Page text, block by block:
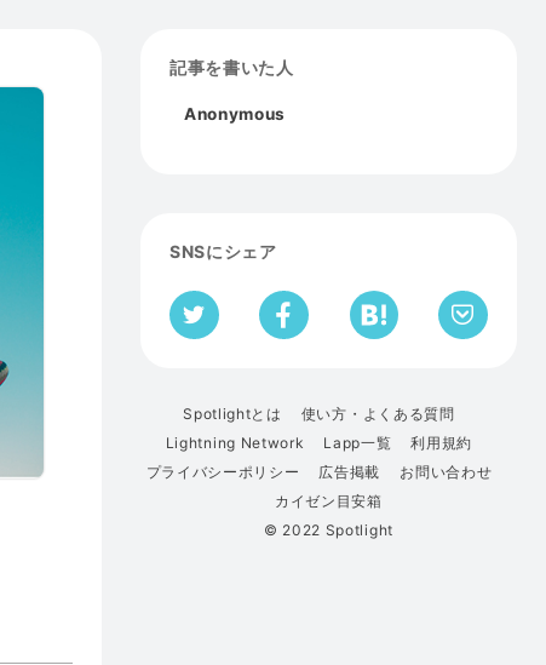
記事を書いた人
Anonymous
SNSにシェア
Spotlightとは
使い方・よくある質問
Lightning Network
Lapp一覧
利用規約
プライバシーポリシー
広告掲載
お問い合わせ
カイゼン目安箱
© 2022 Spotlight